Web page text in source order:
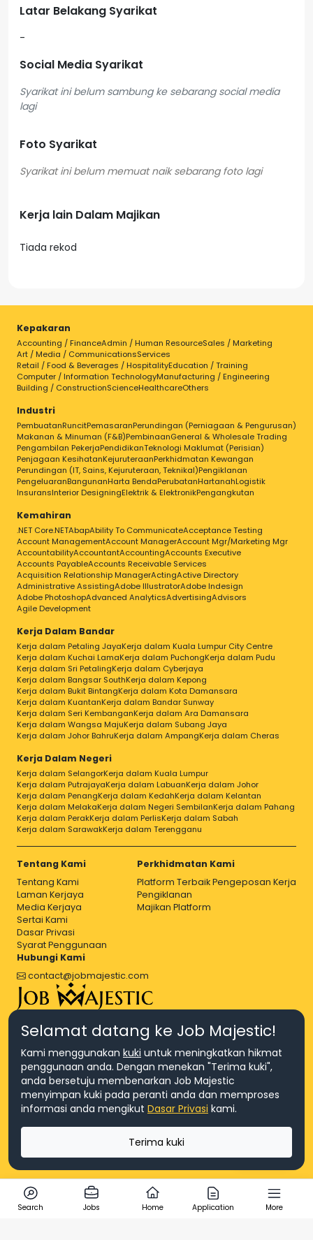
Latar Belakang Syarikat
-
Social Media Syarikat
Syarikat ini belum sambung ke sebarang social media
lagi
Foto Syarikat
Kerja lain Dalam Majikan
Tiada rekod
Kepakaran
Accounting / FinanceAdmin / Human ResourceSales / Marketing
Art / Media / CommunicationsServices
Retail / Food & Beverages / HospitalityEducation / Training
Computer / Information TechnologyManufacturing / Engineering
Building / ConstructionScienceHealthcareOthers
Industri
PembuatanRuncitPemasaranPerundingan (Perniagaan & Pengurusan)
Makanan & Minuman (F&B)PembinaanGeneral & Wholesale Trading
Pengambilan PekerjaPendidikanTeknologi Maklumat (Perisian)
Penjagaan KesihatanKejuruteraanPerkhidmatan Kewangan
Perundingan (IT, Sains, Kejuruteraan, Teknikal)Pengiklanan
PengeluaranBangunanHarta BendaPerubatanHartanahLogistik
InsuransInterior DesigningElektrik & ElektronikPengangkutan
Kemahiran
.NET Core.NETAbapAbility To CommunicateAcceptance Testing
Account ManagementAccount ManagerAccount Mgr/Marketing Mgr
AccountabilityAccountantAccountingAccounts Executive
Accounts PayableAccounts Receivable Services
Acquisition Relationship ManagerActingActive Directory
Administrative AssistingAdobe IllustratorAdobe Indesign
Adobe PhotoshopAdvanced AnalyticsAdvertisingAdvisors
Agile Development
Kerja Dalam Bandar
Kerja dalam Petaling JayaKerja dalam Kuala Lumpur City Centre
Kerja dalam Kuchai LamaKerja dalam PuchongKerja dalam Pudu
Kerja dalam Sri PetalingKerja dalam Cyberjaya
Kerja dalam Bangsar SouthKerja dalam Kepong
Kerja dalam Bukit BintangKerja dalam Kota Damansara
Kerja dalam KuantanKerja dalam Bandar Sunway
Kerja dalam Seri KembanganKerja dalam Ara Damansara
Kerja dalam Wangsa MajuKerja dalam Subang Jaya
Kerja dalam Johor BahruKerja dalam AmpangKerja dalam Cheras
Kerja Dalam Negeri
Kerja dalam SelangorKerja dalam Kuala Lumpur
Kerja dalam PutrajayaKerja dalam LabuanKerja dalam Johor
Kerja dalam PenangKerja dalam KedahKerja dalam Kelantan
Kerja dalam MelakaKerja dalam Negeri SembilanKerja dalam Pahang
Kerja dalam PerakKerja dalam PerlisKerja dalam Sabah
Kerja dalam SarawakKerja dalam Terengganu
Tentang Kami
Tentang Kami
Laman Kerjaya
Media Kerjaya
Sertai Kami
Dasar Privasi
Syarat Penggunaan
Perkhidmatan Kami
Platform Terbaik Pengeposan Kerja
Pengiklanan
Majikan Platform
Hubungi Kami
contact@jobmajestic.com
© Hakcipta 2026 Agensi Pekerjaan JEV Management Sdn. Bhd.,
registered in Malaysia (Company No: 201701016948 (1231113-U), EA
(Company No: 201701037852 (1252023-X))
Search Jobs Home Application More
Selamat datang ke Job Majestic!
Kami menggunakan kuki untuk meningkatkan hikmat
penggunaan anda. Dengan menekan "Terima kuki",
anda bersetuju membenarkan Job Majestic
menyimpan kuki pada peranti anda dan memproses
informasi anda mengikut Dasar Privasi kami.
Terima kuki